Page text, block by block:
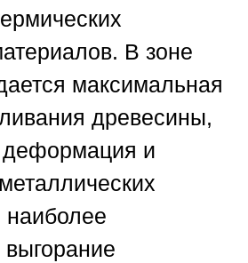
В зоне
максимальная
древесины,
и
наиболее